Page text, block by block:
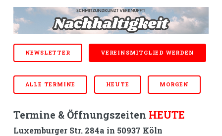
NEWSLETTER VEREINSMITGLIED WERDEN
ALLE TERMINE HEUTE MORGEN
Termine & Öffnungszeiten HEUTE
Luxemburger Str. 284a in 50937 Köln